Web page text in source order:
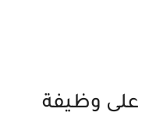
وظيفة